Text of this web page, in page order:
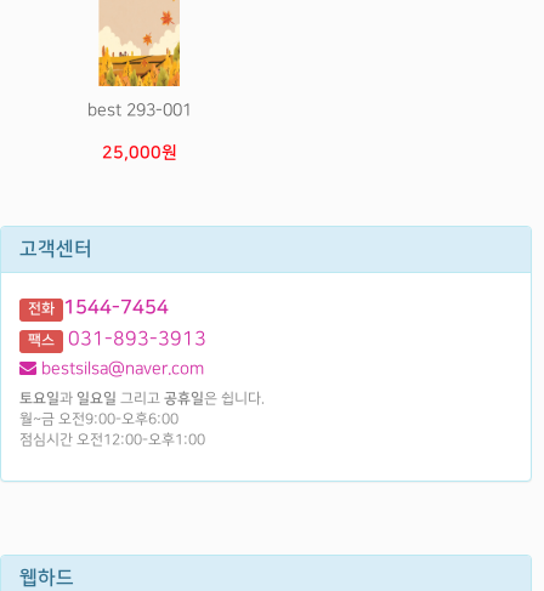
best 293-001
25,000원
고객센터
전화 1544-7454
팩스 031-893-3913
bestsilsa@naver.com
토요일과 일요일 그리고 공휴일은 쉽니다.
월~금 오전9:00-오후6:00
점심시간 오전12:00-오후1:00
웹하드